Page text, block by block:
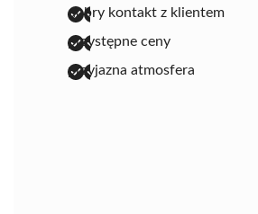
dobry kontakt z klientem
przystępne ceny
przyjazna atmosfera